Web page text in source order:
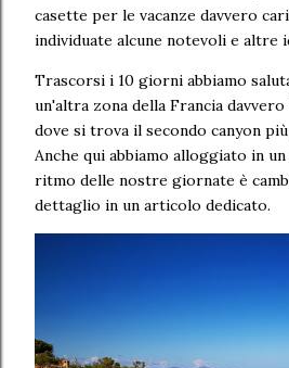
casette per le vacanze davvero
individuate alcune notevoli e altre
Trascorsi i 10 giorni abbiamo
un'altra zona della Francia
dove si trova il secondo canyon
Anche qui abbiamo alloggiato in
ritmo delle nostre giornate è
dettaglio in un articolo dedicato.